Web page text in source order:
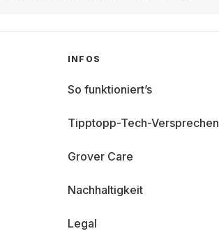
INFOS
So funktioniert’s
Tipptopp-Tech-Versprechen
Grover Care
Nachhaltigkeit
Legal